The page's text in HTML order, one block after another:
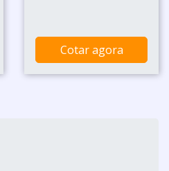
Cotar agora